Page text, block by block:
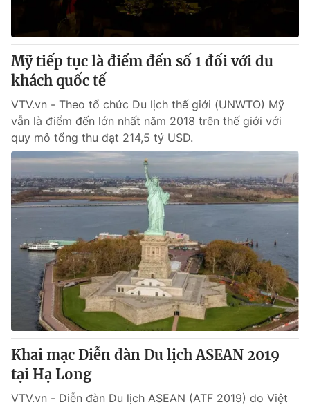
® Cấm sao chép dưới mọi hình thức nếu không có sự chấp
thuận bằng văn bản. Ghi rõ nguồn VTV.vn khi phát hành lại
thông tin từ website này.
Mỹ tiếp tục là điểm đến số 1 đối với du
khách quốc tế
VTV.vn - Theo tổ chức Du lịch thế giới (UNWTO) Mỹ
vẫn là điểm đến lớn nhất năm 2018 trên thế giới với
quy mô tổng thu đạt 214,5 tỷ USD.
Khai mạc Diễn đàn Du lịch ASEAN 2019
tại Hạ Long
VTV.vn - Diễn đàn Du lịch ASEAN (ATF 2019) do Việt